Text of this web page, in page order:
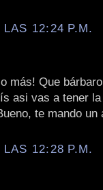
12:24 P.M.
más! Que
asi vas a tener
te mando un
12:28 P.M.